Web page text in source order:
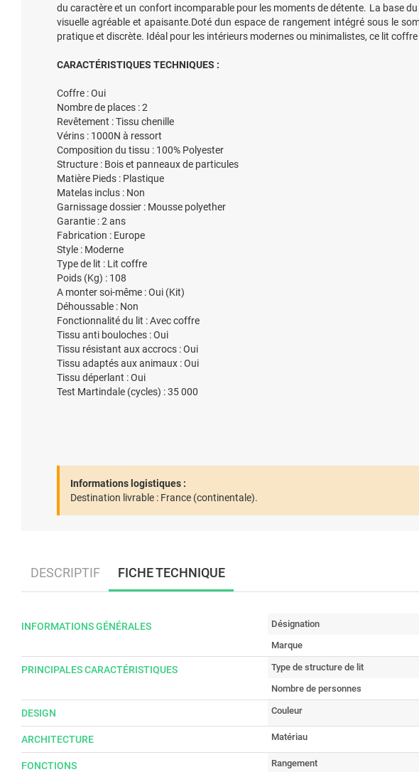
du caractère et un confort incomparable pour les moments de détente. La base
visuelle agréable et apaisante.Doté dun espace de rangement intégré sous le
pratique et discrète. Idéal pour les intérieurs modernes ou minimalistes, ce lit
CARACTÉRISTIQUES TECHNIQUES :
Coffre : Oui
Nombre de places : 2
Revêtement : Tissu chenille
Vérins : 1000N à ressort
Composition du tissu : 100% Polyester
Structure : Bois et panneaux de particules
Matière Pieds : Plastique
Matelas inclus : Non
Garnissage dossier : Mousse polyether
Garantie : 2 ans
Fabrication : Europe
Style : Moderne
Type de lit : Lit coffre
Poids (Kg) : 108
A monter soi-même : Oui (Kit)
Déhoussable : Non
Fonctionnalité du lit : Avec coffre
Tissu anti bouloches : Oui
Tissu résistant aux accrocs : Oui
Tissu adaptés aux animaux : Oui
Tissu déperlant : Oui
Test Martindale (cycles) : 35 000
Informations logistiques :
Destination livrable : France (continentale).
DESCRIPTIF FICHE TECHNIQUE
INFORMATIONS GÉNÉRALES Désignation
Marque
PRINCIPALES CARACTÉRISTIQUES Type de structure de lit
Nombre de personnes
DESIGN Couleur
ARCHITECTURE Matériau
FONCTIONS Rangement